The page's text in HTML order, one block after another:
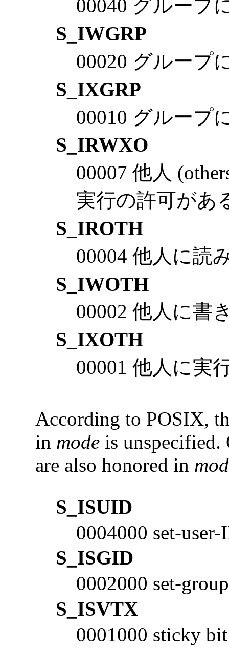
00040 グループ
S_IWGRP
00020 グループ
S_IXGRP
00010 グループ
S_IRWXO
00007 他人
実行の許可があ
S_IROTH
00004 他人に読
S_IWOTH
00002 他人に書
S_IXOTH
00001 他人に実
According to POSIX,
in mode is
are also honored in
S_ISUID
0004000 set-
S_ISGID
0002000 set-
S_ISVTX
0001000 sticky